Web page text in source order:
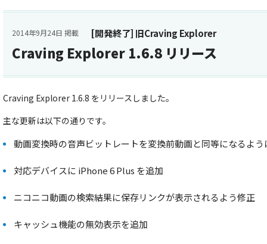
[開発終了] 旧Craving Explorer
2014年9月24日 掲載
Craving Explorer 1.6.8 リリース
Craving Explorer 1.6.8 をリリースしました。
主な更新は以下の通りです。
動画変換時の音声ビットレートを変換前動画と同等になるよう
対応デバイスに iPhone 6 Plus を追加
ニコニコ動画の検索結果に保存リンクが表示されるよう修正
キャッシュ機能の無効表示を追加